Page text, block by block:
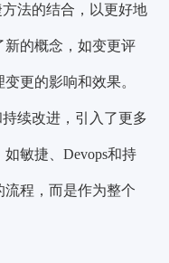
法的结合，以更好地
新的概念，如变更评
更的影响和效果。
续改进，引入了更多
敏捷、Devops和持
程，而是作为整个